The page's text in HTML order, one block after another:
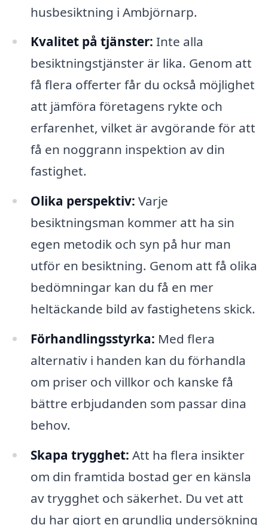
husbesiktning i Ambjörnarp.
Kvalitet på tjänster: Inte alla
besiktningstjänster är lika. Genom att
få flera offerter får du också möjlighet
att jämföra företagens rykte och
erfarenhet, vilket är avgörande för att
få en noggrann inspektion av din
fastighet.
Olika perspektiv: Varje
besiktningsman kommer att ha sin
egen metodik och syn på hur man
utför en besiktning. Genom att få olika
bedömningar kan du få en mer
heltäckande bild av fastighetens skick.
Förhandlingsstyrka: Med flera
alternativ i handen kan du förhandla
om priser och villkor och kanske få
bättre erbjudanden som passar dina
behov.
Skapa trygghet: Att ha flera insikter
om din framtida bostad ger en känsla
av trygghet och säkerhet. Du vet att
du har gjort en grundlig undersökning